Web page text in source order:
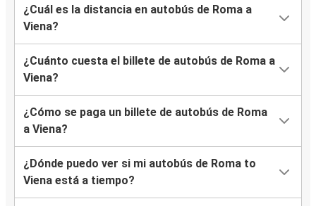
¿Cuál es la distancia en autobús de Roma a
Viena?
¿Cuánto cuesta el billete de autobús de Roma a
Viena?
¿Cómo se paga un billete de autobús de Roma
a Viena?
¿Dónde puedo ver si mi autobús de Roma to
Viena está a tiempo?